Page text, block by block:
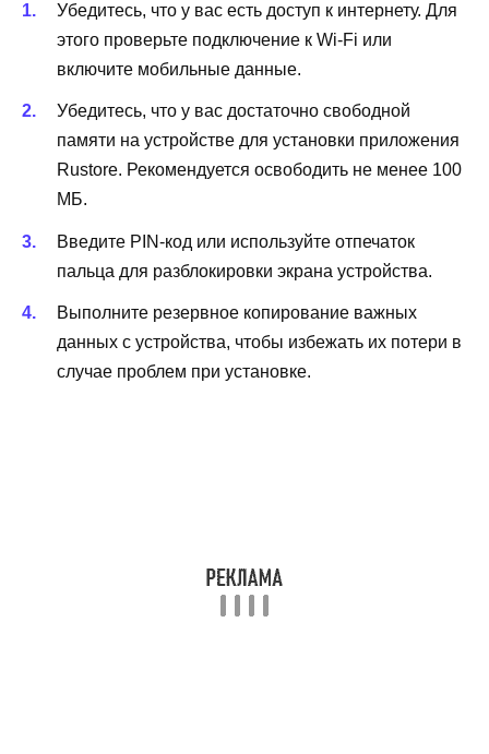
Убедитесь, что у вас есть доступ к интернету. Для
этого проверьте подключение к Wi-Fi или
включите мобильные данные.
Убедитесь, что у вас достаточно свободной
памяти на устройстве для установки приложения
Rustore. Рекомендуется освободить не менее 100
МБ.
Введите PIN-код или используйте отпечаток
пальца для разблокировки экрана устройства.
Выполните резервное копирование важных
данных с устройства, чтобы избежать их потери в
случае проблем при установке.